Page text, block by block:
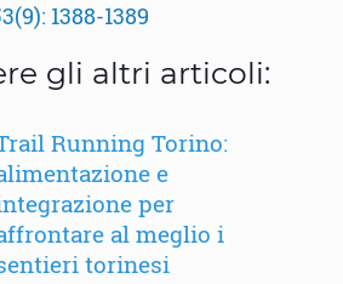
1388-1389
gli altri articoli:
Running Torino:
e
per
al meglio i
torinesi